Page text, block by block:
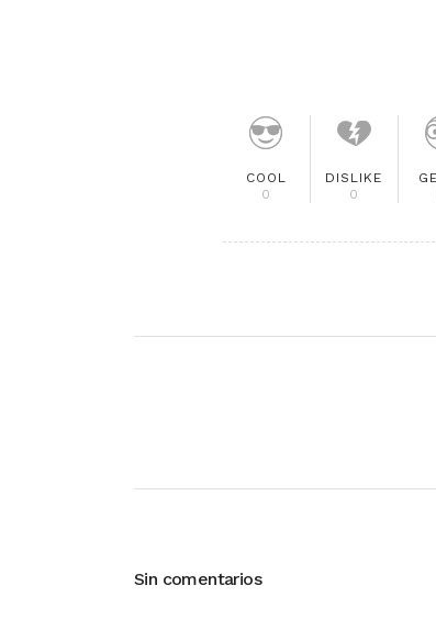
COOL
0
DISLIKE
0
Sin comentarios